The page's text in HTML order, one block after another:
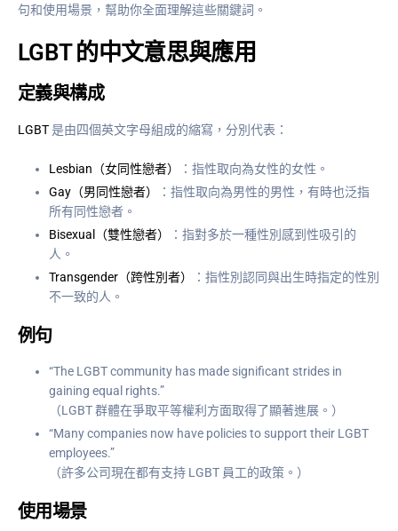
句和使用場景，幫助你全面理解這些關鍵詞。
LGBT 的中文意思與應用
定義與構成
LGBT是由四個英文字母組成的縮寫，分別代表：
Lesbian（女同性戀者）
：指性取向為女性的女性。
Gay（男同性戀者）
：指性取向為男性的男性，有時也泛指
所有同性戀者。
Bisexual（雙性戀者）
：指對多於一種性別感到性吸引的
人。
Transgender（跨性別者）
：指性別認同與出生時指定的性別
不一致的人。
例句
“The LGBT community has made significant strides in
gaining equal rights.”
（LGBT 群體在爭取平等權利方面取得了顯著進展。）
“Many companies now have policies to support their LGBT
employees.”
（許多公司現在都有支持 LGBT 員工的政策。）
使用場景